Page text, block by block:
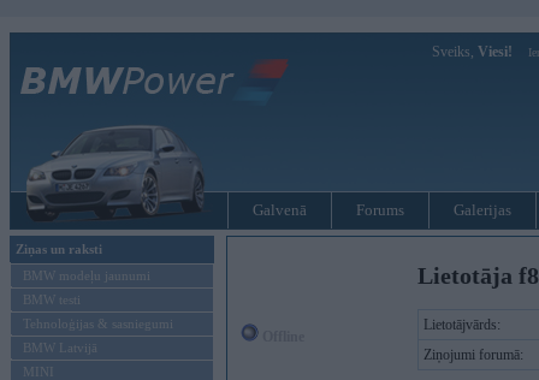
Sveiks, Viesi!
Galvenā Forums Galerijas
Ziņas un raksti
BMW modeļu jaunumi
BMW testi
Tehnoloģijas & sasniegumi
BMW Latvijā
MINI
Lietotāja
Lietotājvārds:
Ziņojumi forumā: